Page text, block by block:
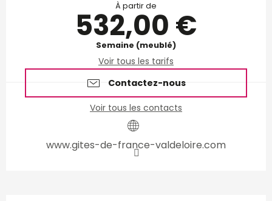
À partir de
532,00 €
Semaine (meublé)
Voir tous les tarifs
Contactez-nous
Voir tous les contacts
www.gites-de-france-valdeloire.com